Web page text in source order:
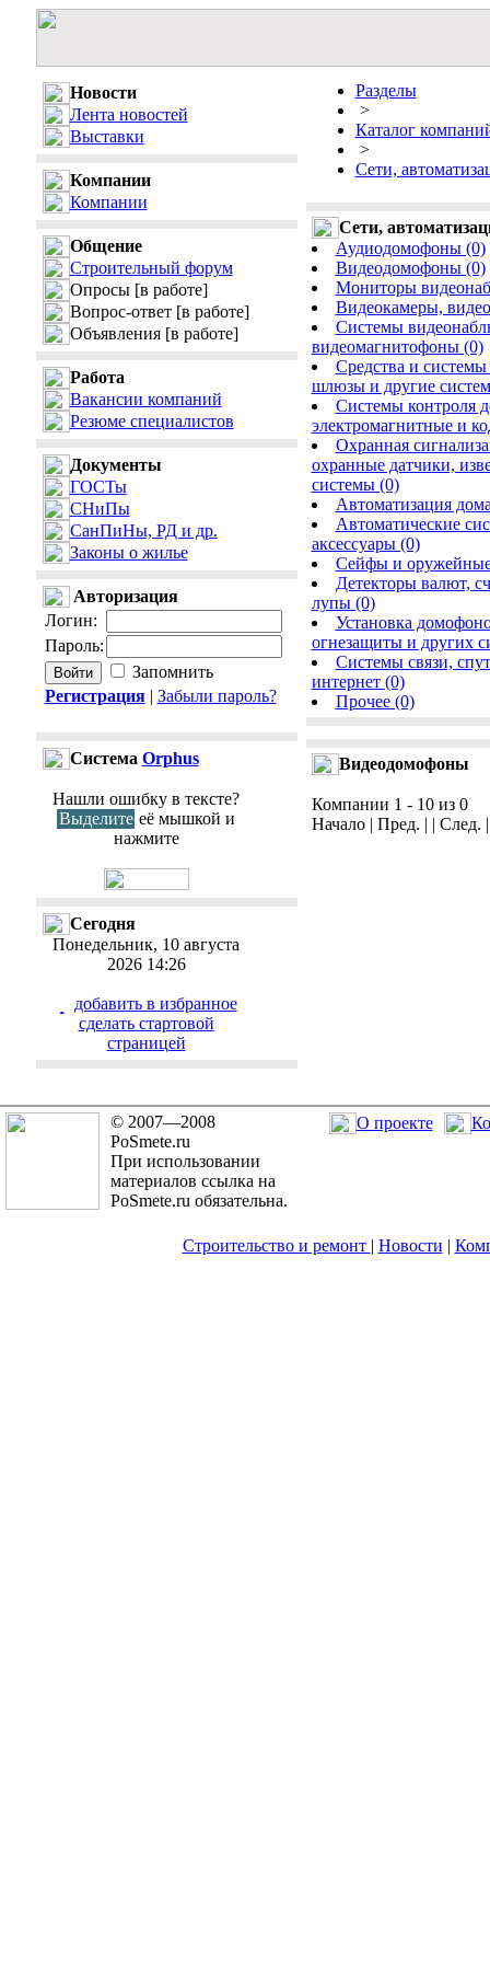
Новости
Лента новостей
Выставки
Компании
Компании
Общение
Строительный форум
Опросы [в работе]
Вопрос-ответ [в работе]
Объявления [в работе]
Работа
Вакансии компаний
Резюме специалистов
Документы
ГОСТы
СНиПы
СанПиНы, РД и др.
Законы о жилье
Авторизация
Логин:
Пароль:
Запомнить
Регистрация| Забыли пароль?
Cистема Orphus
Нашли ошибку в тексте?
Выделите её мышкой и
нажмите
Сегодня
Понедельник, 10 августа
2026 14:26
добавить в избранное
cделать стартовой
страницей
Разделы
>
Каталог
>
Сети,
Сети,
Аудиодомофоны (0)
Видеодомофоны (0)
Мониторы
Видеокамеры,
Системы
видеомагнитофоны (0)
Средства и
шлюзы и другие
Cистемы контроля
электромагнитные и
Охранная
охранные датчики,
системы (0)
Автоматизация
Автоматические
аксессуары (0)
Сейфы и
Детекторы валют,
лупы (0)
Установка
огнезащиты и других
Системы связи,
интернет (0)
Прочее (0)
Видеодомофоны
Компании 1 - 10 из 0
Начало | Пред. | | След.
© 2007—2008
PoSmete.ru
При использовании
материалов ссылка на
PoSmete.ru обязательна.
О проекте
Строительство и ремонт | Новости |